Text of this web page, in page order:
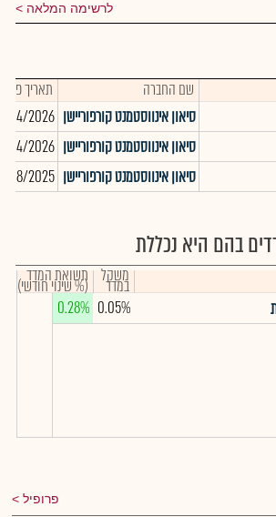
לרשימה המלאה
שם החברה
תאריך
סיאון אינווסטמנט קורפוריישן 04/2026
סיאון אינווסטמנט קורפוריישן 04/2026
סיאון אינווסטמנט קורפוריישן 08/2025
בהם היא נכללת
משקל
במדד תשואת המדד
(% שינוי חודשי)
0.05%
0.28%
פרופיל